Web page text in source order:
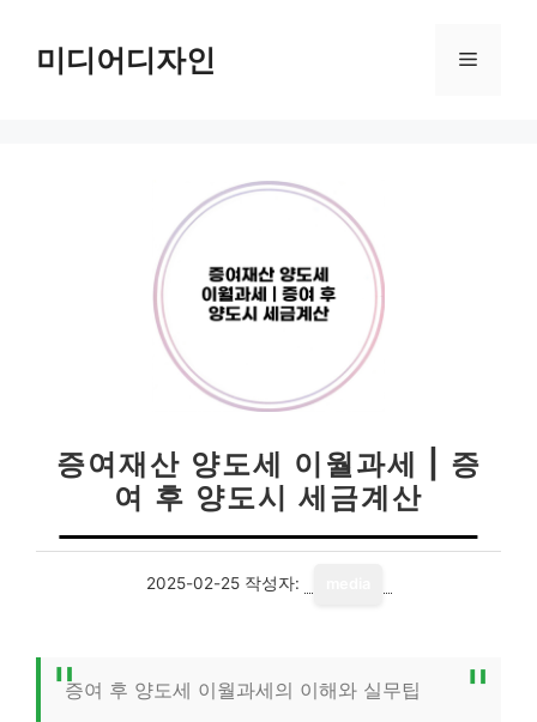
미디어디자인 메
증여재산 양도세 이월과세 | 증
여 후 양도시 세금계산
2025-02-25 작성자:
증여 후 양도세 이월과세의 이해와 실무팁